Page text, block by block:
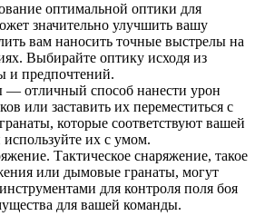
оптимальной оптики для
значительно улучшить вашу
вам наносить точные выстрелы на
Выбирайте оптику исходя из
и предпочтений.
— отличный способ нанести урон
или заставить их переместиться с
которые соответствуют вашей
их с умом.
Тактическое снаряжение, такое
или дымовые гранаты, могут
для контроля поля боя
для вашей команды.